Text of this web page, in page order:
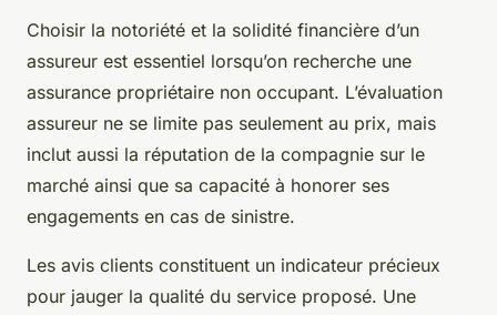
Choisir la notoriété et la solidité financière d’un
assureur est essentiel lorsqu’on recherche une
assurance propriétaire non occupant. L’évaluation
assureur ne se limite pas seulement au prix, mais
inclut aussi la réputation de la compagnie sur le
marché ainsi que sa capacité à honorer ses
engagements en cas de sinistre.
Les avis clients constituent un indicateur précieux
pour jauger la qualité du service proposé. Une